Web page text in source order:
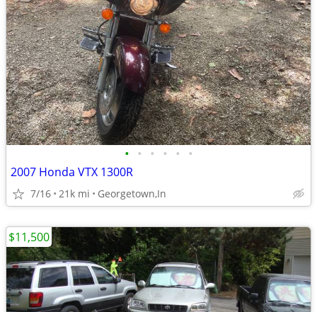
• • • • • •
2007 Honda VTX 1300R
7/16 21k mi Georgetown,In
$11,500